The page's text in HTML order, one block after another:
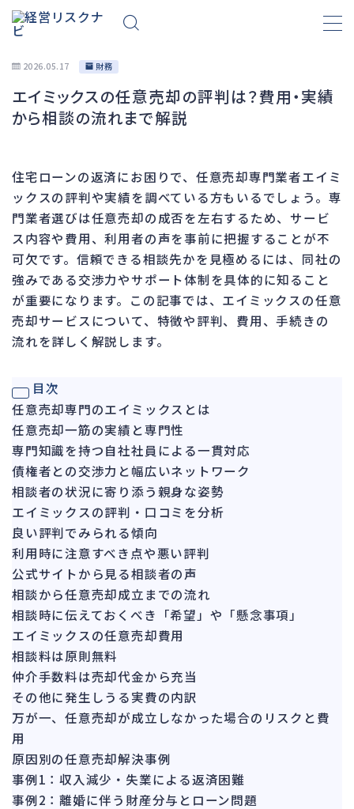
財務 657
資金繰り 192
資産売却 189
法務
差押・強制執行 225
法令違反・行政処分 312
訴訟・不正 281
損害賠償・知的財産 272
経営 157
再建準備
人事労務 557
人件費
労働問題 266
労災・ハラスメント 144
解雇・退職 127
事業運営 374
品質・リコール 49
情報漏洩・サイバー 256
事業再編 69
手続 664
債権者対応 19
換価・競売 54
2026.05.17 財務
エイミックスの任意売却の評判は？費用・実績
から相談の流れまで解説
住宅ローンの返済にお困りで、任意売却専門業者エイミ
ックスの評判や実績を調べている方もいるでしょう。専
門業者選びは任意売却の成否を左右するため、サービ
ス内容や費用、利用者の声を事前に把握することが不
可欠です。信頼できる相談先かを見極めるには、同社の
強みである交渉力やサポート体制を具体的に知ること
が重要になります。この記事では、エイミックスの任意
売却サービスについて、特徴や評判、費用、手続きの
流れを詳しく解説します。
目次
任意売却専門のエイミックスとは
任意売却一筋の実績と専門性
専門知識を持つ自社社員による一貫対応
債権者との交渉力と幅広いネットワーク
相談者の状況に寄り添う親身な姿勢
エイミックスの評判・口コミを分析
良い評判でみられる傾向
利用時に注意すべき点や悪い評判
公式サイトから見る相談者の声
相談から任意売却成立までの流れ
相談時に伝えておくべき「希望」や「懸念事項」
エイミックスの任意売却費用
相談料は原則無料
仲介手数料は売却代金から充当
その他に発生しうる実費の内訳
万が一、任意売却が成立しなかった場合のリスクと費
用
原因別の任意売却解決事例
事例1：収入減少・失業による返済困難
事例2：離婚に伴う財産分与とローン問題